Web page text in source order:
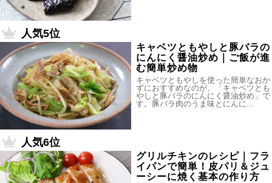
人気5位
キャベツともやしと豚バラの
にんにく醤油炒め｜ご飯が進
む簡単炒め物
キャベツともやしを使った簡単なおか
ずにおすすめなのが、「キャベツとも
やしと豚バラのにんにく醤油炒め」で
す。豚バラ肉のうま味とにんに…
人気6位
グリルチキンのレシピ｜フラ
イパンで簡単！皮パリ＆ジュ
ーシーに焼く基本の作り方